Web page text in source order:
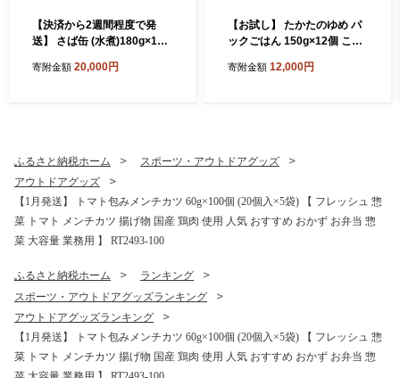
【決済から2週間程度で発
送】 さば缶 (水煮)180g×12
鯖 無添加 無着色 海産物 おつ
寄附金額 20,000円
【お試し】 たかたのゆめ パ
ックごはん 150g×12個 こど
ライス 米 国産 お手軽 レンジ
寄附金額 12,000円
ふるさと納税ホーム
スポーツ・アウトドアグッズ
アウトドアグッズ
【1月発送】 トマト包みメンチカツ 60g×100個 (20個入×5袋) 【 フレッシュ 惣
菜 トマト メンチカツ 揚げ物 国産 鶏肉 使用 人気 おすすめ おかず お弁当 惣
菜 大容量 業務用 】 RT2493-100
ふるさと納税ホーム
ランキング
スポーツ・アウトドアグッズランキング
アウトドアグッズランキング
【1月発送】 トマト包みメンチカツ 60g×100個 (20個入×5袋) 【 フレッシュ 惣
菜 トマト メンチカツ 揚げ物 国産 鶏肉 使用 人気 おすすめ おかず お弁当 惣